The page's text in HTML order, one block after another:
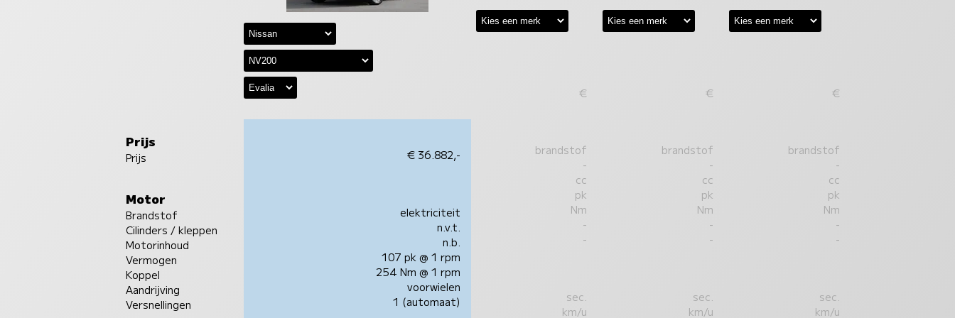
Prijs
Prijs
Motor
Brandstof
Cilinders / kleppen
Motorinhoud
Vermogen
Koppel
Aandrijving
Versnellingen
€ 36.882,-
elektriciteit
n.v.t.
n.b.
107 pk @ 1 rpm
254 Nm @ 1 rpm
voorwielen
1 (automaat)
€
brandstof
-
cc
pk
Nm
-
-
sec.
km/u
€
brandstof
-
cc
pk
Nm
-
-
sec.
km/u
€
brandstof
-
cc
pk
Nm
-
-
sec.
km/u